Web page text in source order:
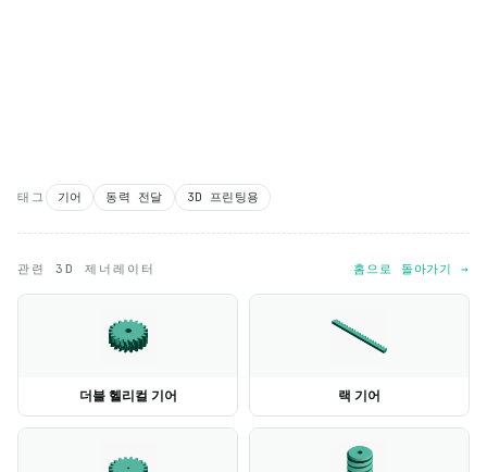
태그 기어 동력 전달 3D 프린팅용
관련 3D 제너레이터 홈으로 돌아가기 →
더블 헬리컬 기어 랙 기어